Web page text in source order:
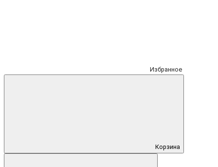
Избранное
Корзина